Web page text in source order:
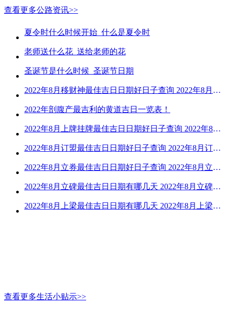
查看更多公路资讯>>
夏令时什么时候开始_什么是夏令时
老师送什么花_送给老师的花
圣诞节是什么时候_圣诞节日期
2022年8月移财神最佳吉日日期好日子查询 2022年8月移财神吉日一览
2022年剖腹产最吉利的黄道吉日一览表！
2022年8月上牌挂牌最佳吉日日期好日子查询 2022年8月上牌吉日精选
2022年8月订盟最佳吉日日期好日子查询 2022年8月订盟黄道吉日一览
2022年8月立券最佳吉日日期好日子查询 2022年8月立券的黄道吉日一览
2022年8月立碑最佳吉日日期有哪几天 2022年8月立碑吉日查询
2022年8月上梁最佳吉日日期有哪几天 2022年8月上梁的黄道吉日
查看更多生活小贴示>>